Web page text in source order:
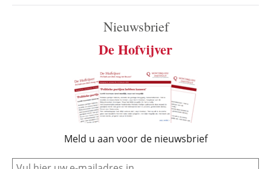
Nieuwsbrief
De Hofvijver
Meld u aan voor de nieuwsbrief
e-mail